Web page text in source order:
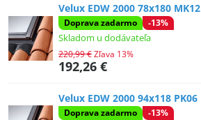
Velux EDW 2000 78x180 MK12
Doprava zadarmo -13%
Skladom u dodávateľa
192,26 €
220,99 €Zľava 13%
Velux EDW 2000 94x118 PK06
Doprava zadarmo -13%